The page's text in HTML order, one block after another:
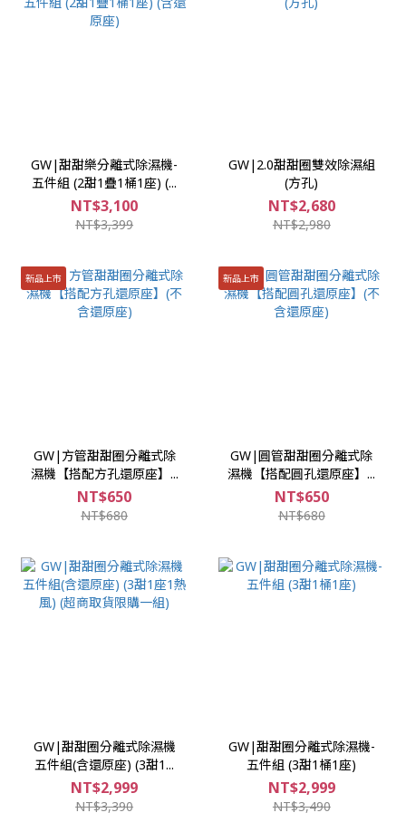
GW|甜甜樂分離式除濕機-
五件組 (2甜1疊1桶1座) (...
NT$3,100
NT$3,399
GW|2.0甜甜圈雙效除濕組
(方孔)
NT$2,680
NT$2,980
新品上市
GW|方管甜甜圈分離式除
濕機【搭配方孔還原座】...
NT$650
NT$680
新品上市
GW|圓管甜甜圈分離式除
濕機【搭配圓孔還原座】...
NT$650
NT$680
GW|甜甜圈分離式除濕機
五件組(含還原座) (3甜1...
NT$2,999
NT$3,390
GW|甜甜圈分離式除濕機-
五件組 (3甜1桶1座)
NT$2,999
NT$3,490